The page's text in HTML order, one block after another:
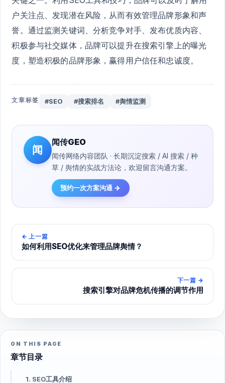
户关注点、发现潜在风险，从而有效管理品牌形象和声
誉。通过监测关键词、分析竞争对手、发布优质内容、
积极参与社交媒体，品牌可以提升在搜索引擎上的曝光
度，塑造积极的品牌形象，赢得用户信任和忠诚度。
文章标签 #SEO #搜索排名 #舆情监测
闻
闻传GEO
闻传网络内容团队 · 长期沉淀搜索 / AI 搜索 / 种
草 / 舆情的实战方法论，欢迎留言沟通方案。
预约一次方案沟通 →
← 上一篇
如何利用SEO优化来管理品牌舆情？
下一篇 →
搜索引擎对品牌危机传播的调节作用
ON THIS PAGE
章节目录
1. SEO工具介绍